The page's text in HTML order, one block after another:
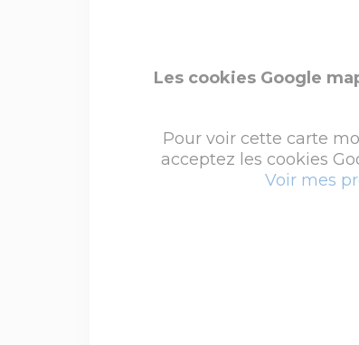
Les cookies Google
Pour voir cette carte
acceptez les cookies
Voir mes